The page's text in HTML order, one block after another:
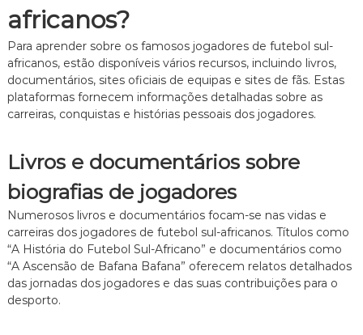
africanos?
Para aprender sobre os famosos jogadores de futebol sul-
africanos, estão disponíveis vários recursos, incluindo livros,
documentários, sites oficiais de equipas e sites de fãs. Estas
plataformas fornecem informações detalhadas sobre as
carreiras, conquistas e histórias pessoais dos jogadores.
Livros e documentários sobre
biografias de jogadores
Numerosos livros e documentários focam-se nas vidas e
carreiras dos jogadores de futebol sul-africanos. Títulos como
“A História do Futebol Sul-Africano” e documentários como
“A Ascensão de Bafana Bafana” oferecem relatos detalhados
das jornadas dos jogadores e das suas contribuições para o
desporto.